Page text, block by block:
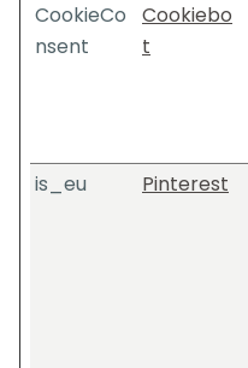
CookieCo
nsent
Cookiebo
t
is_eu Pinterest